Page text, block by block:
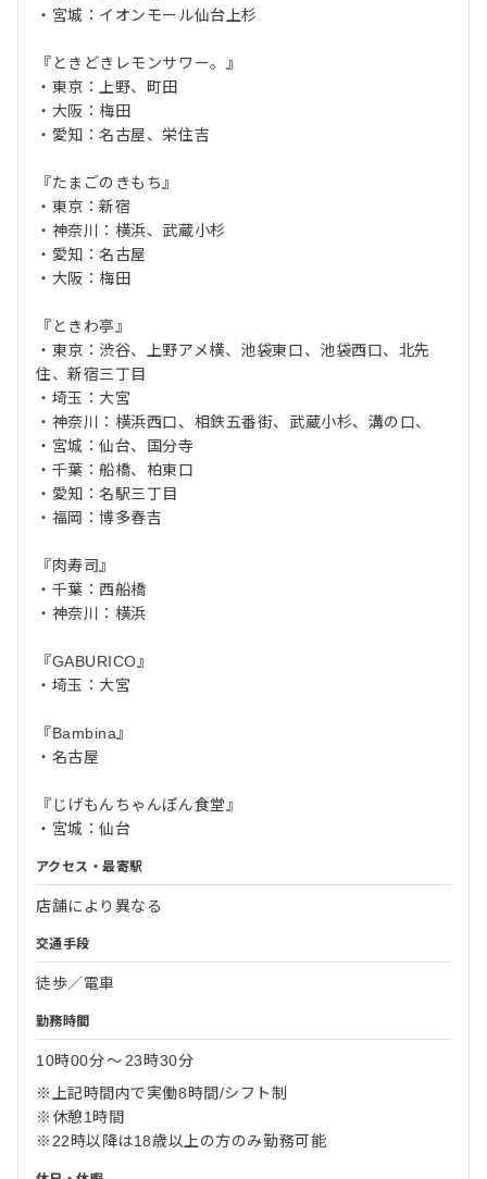
・宮城：イオンモール仙台上杉
『ときどきレモンサワー。』
・東京：上野、町田
・大阪：梅田
・愛知：名古屋、栄住吉
『たまごのきもち』
・東京：新宿
・神奈川：横浜、武蔵小杉
・愛知：名古屋
・大阪：梅田
『ときわ亭』
・東京：渋谷、上野アメ横、池袋東口、池袋西口、北先
住、新宿三丁目
・埼玉：大宮
・神奈川：横浜西口、相鉄五番街、武蔵小杉、溝の口、
・宮城：仙台、国分寺
・千葉：船橋、柏東口
・愛知：名駅三丁目
・福岡：博多春吉
『肉寿司』
・千葉：西船橋
・神奈川：横浜
『GABURICO』
・埼玉：大宮
『Bambina』
・名古屋
『じげもんちゃんぽん食堂』
・宮城：仙台
アクセス・最寄駅
店舗により異なる
交通手段
徒歩／電車
勤務時間
10時00分〜 23時30分
※上記時間内で実働8時間/シフト制
※休憩1時間
※22時以降は18歳以上の方のみ勤務可能